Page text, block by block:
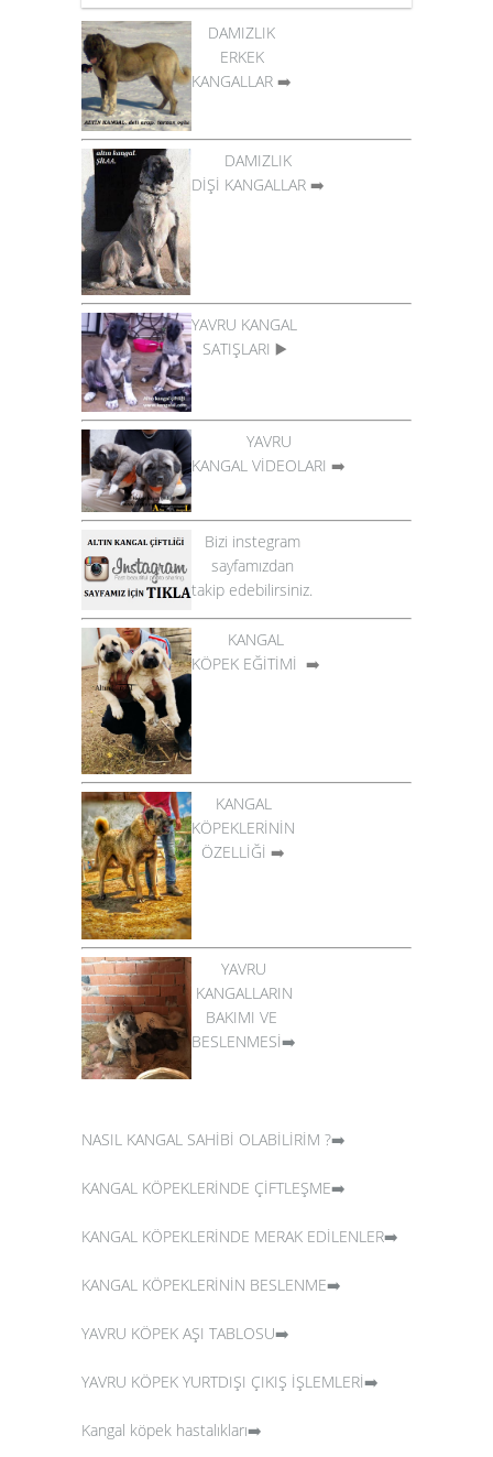
DAMIZLIK
ERKEK
KANGALLAR ➡️
DAMIZLIK
DİŞİ KANGALLAR ➡️
YAVRU KANGAL
SATIŞLARI ▶️
YAVRU
KANGAL VİDEOLARI ➡️
Bizi instegram
sayfamızdan
takip edebilirsiniz.
KANGAL
KÖPEK EĞİTİMİ ➡️
KANGAL
KÖPEKLERİNİN
ÖZELLİĞİ ➡️
YAVRU
KANGALLARIN
BAKIMI VE
BESLENMESİ➡️
NASIL KANGAL SAHİBİ OLABİLİRİM ?➡️
KANGAL KÖPEKLERİNDE ÇİFTLEŞME➡️
KANGAL KÖPEKLERİNDE MERAK EDİLENLER➡️
KANGAL KÖPEKLERİNİN BESLENME➡️
YAVRU KÖPEK AŞI TABLOSU➡️
YAVRU KÖPEK YURTDIŞI ÇIKIŞ İŞLEMLERİ➡️
Kangal köpek hastalıkları➡️